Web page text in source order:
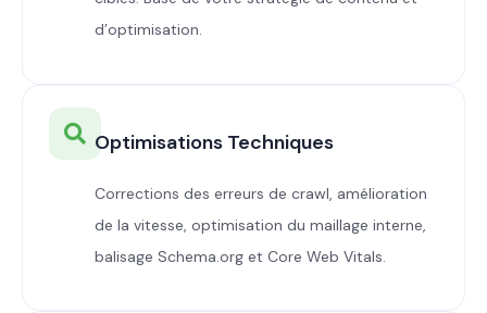
d’optimisation.
Optimisations Techniques
Corrections des erreurs de crawl, amélioration
de la vitesse, optimisation du maillage interne,
balisage Schema.org et Core Web Vitals.